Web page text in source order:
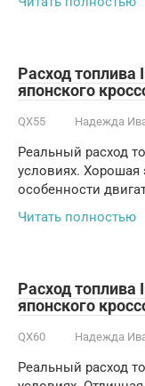
Расход топлива
японского
QX55 Надежда
Реальный расход
условиях. Хорошая
особенности
Читать полностью
Расход топлива
японского
QX60 Надежда
Реальный расход